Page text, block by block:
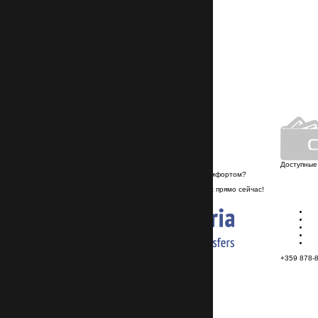
Хотите путешествовать недорого и с комфортом?
Если да, то заказывайте трансфер у нас прямо сейчас!
+359 878-